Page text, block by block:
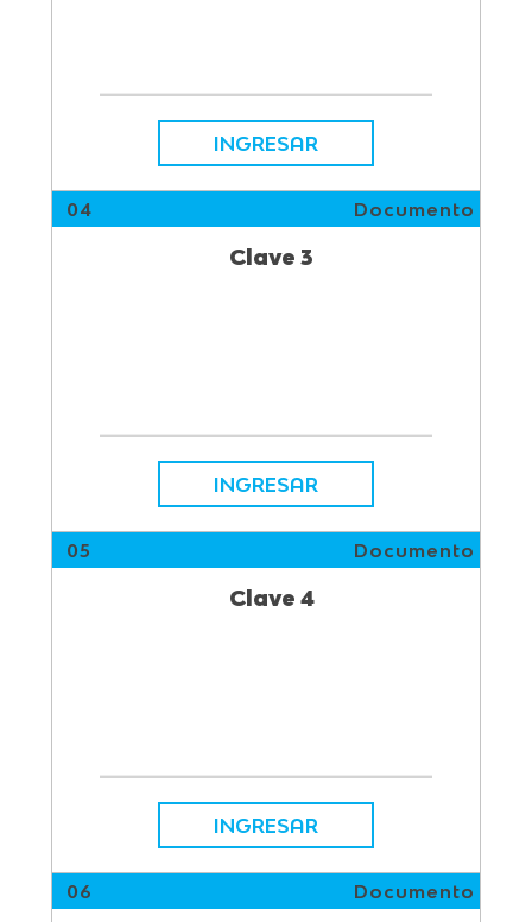
INGRESAR
04 Documento
Clave 3
INGRESAR
05 Documento
Clave 4
INGRESAR
06 Documento